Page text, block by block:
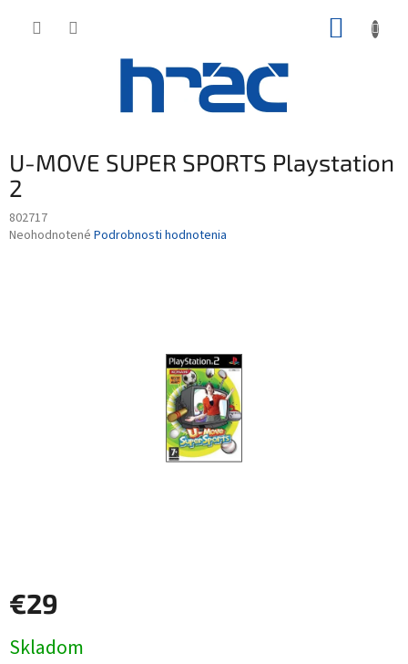
U-MOVE SUPER SPORTS Playstation
2
802717
Priemerné
Neohodnotené Podrobnosti hodnotenia
€29
cena:
Skladom